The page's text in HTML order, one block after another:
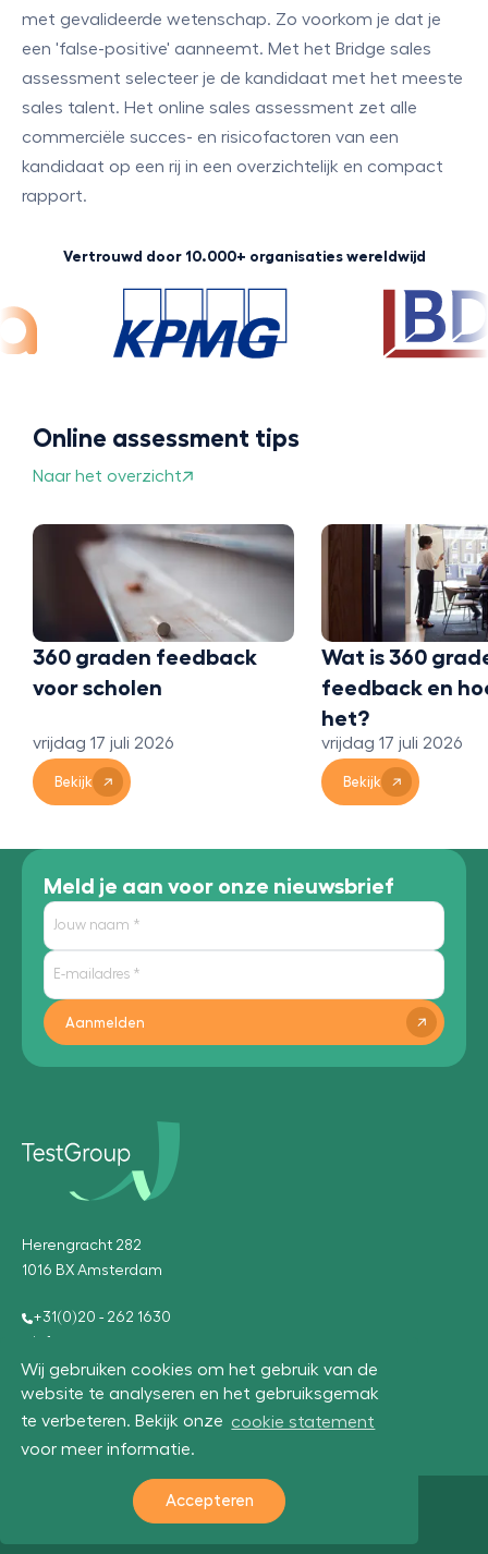
Wij gebruiken cookies om het gebruik van de
website te analyseren en het gebruiksgemak
te verbeteren. Bekijk onze cookie statement
voor meer informatie.
Accepteren
met gevalideerde wetenschap. Zo voorkom je dat je
een 'false-positive' aanneemt. Met het Bridge sales
assessment selecteer je de kandidaat met het meeste
sales talent. Het online sales assessment zet alle
commerciële succes- en risicofactoren van een
kandidaat op een rij in een overzichtelijk en compact
rapport.
Vertrouwd door 10.000+ organisaties wereldwijd
Online assessment tips
Naar het overzicht
360 graden feedback
voor scholen
vrijdag 17 juli 2026
Bekijk
Wat is 360
feedback en
het?
vrijdag 17 juli 2026
Bekijk
Meld je aan voor onze nieuwsbrief
Aanmelden
Herengracht 282
1016 BX Amsterdam
+31(0)20 - 262 1630
UX